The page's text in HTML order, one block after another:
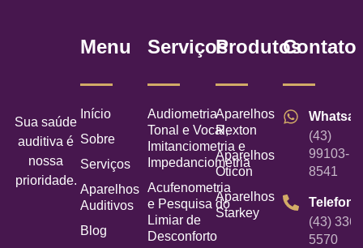
Sua saúde
auditiva é
nossa
prioridade.
Menu
Início
Sobre
Serviços
Aparelhos
Auditivos
Blog
Serviços
Audiometria
Tonal e Vocal,
Imitanciometria e
Impedanciometria
Acufenometria
e Pesquisa do
Limiar de
Desconforto
Produtos
Aparelhos
Rexton
Aparelhos
Oticon
Aparelhos
Starkey
Contato
(43)
99103-
8541
Telefone
(43)
5570